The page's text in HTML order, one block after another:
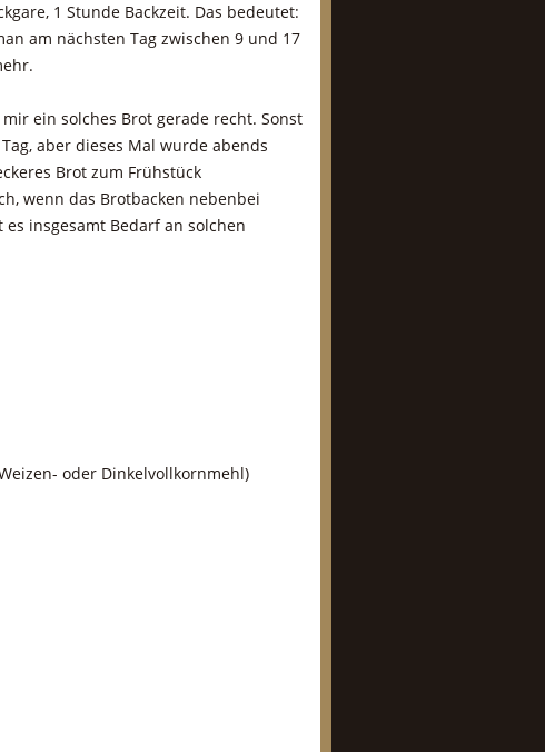
1 Stunde Backzeit. Das bedeutet:
am nächsten Tag zwischen 9 und 17
ein solches Brot gerade recht. Sonst
aber dieses Mal wurde abends
Brot zum Frühstück
wenn das Brotbacken nebenbei
insgesamt Bedarf an solchen
oder Dinkelvollkornmehl)